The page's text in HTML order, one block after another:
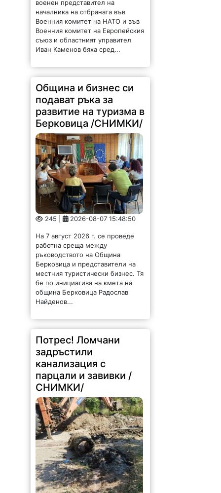
началника на отбраната във
Военния комитет на НАТО и във
Военния комитет на Европейския
съюз и областният управител
Иван Каменов бяха сред...
Община и бизнес си
подават ръка за
развитие на туризма в
Берковица /СНИМКИ/
245 | 2026-08-07 15:48:50
работна среща между
ръководството на Община
Берковица и представители на
местния туристически бизнес. Тя
бе по инициатива на кмета на
община Берковица Радослав
Найденов...
Потрес! Ломчани
задръстили
канализация с
парцали и завивки /
СНИМКИ/